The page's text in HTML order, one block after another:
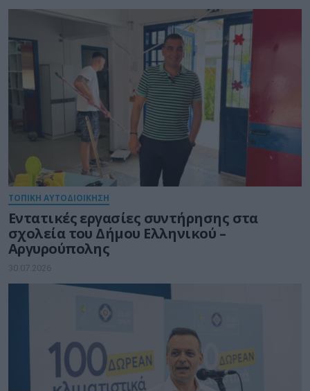
ΤΟΠΙΚΗ ΑΥΤΟΔΙΟΙΚΗΣΗ
Εντατικές εργασίες συντήρησης στα
σχολεία του Δήμου Ελληνικού –
Αργυρούπολης
30.07.2026